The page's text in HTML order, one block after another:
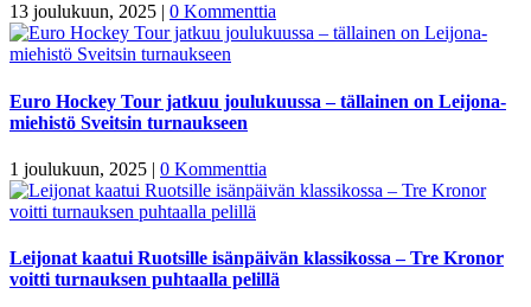
13 joulukuun, 2025 | 0 Kommenttia
Euro Hockey Tour jatkuu joulukuussa – tällainen on Leijona-
miehistö Sveitsin turnaukseen
1 joulukuun, 2025 | 0 Kommenttia
Leijonat kaatui Ruotsille isänpäivän klassikossa – Tre Kronor
voitti turnauksen puhtaalla pelillä